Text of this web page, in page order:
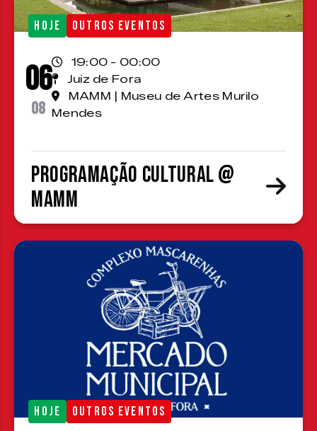
HOJE OUTROS EVENTOS
06
08
19:00 - 00:00
Juiz de Fora
MAMM | Museu de Artes Murilo
Mendes
Programação cultural @
MAMM
HOJE OUTROS EVENTOS